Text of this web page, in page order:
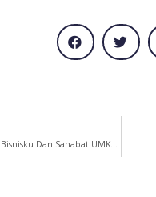
Sukses Peningkatan Pemasaran Online Produk Unggulan Desa Melalui Google Bisnisku Dan Sahabat UMKM Bagi Para Pelaku UMKM Di Desa